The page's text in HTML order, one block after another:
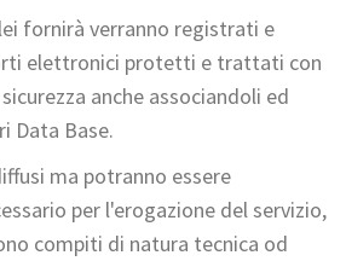
fornirà verranno registrati e
elettronici protetti e trattati con
anche associandoli ed
Data Base.
ma potranno essere
per l'erogazione del servizio,
compiti di natura tecnica od